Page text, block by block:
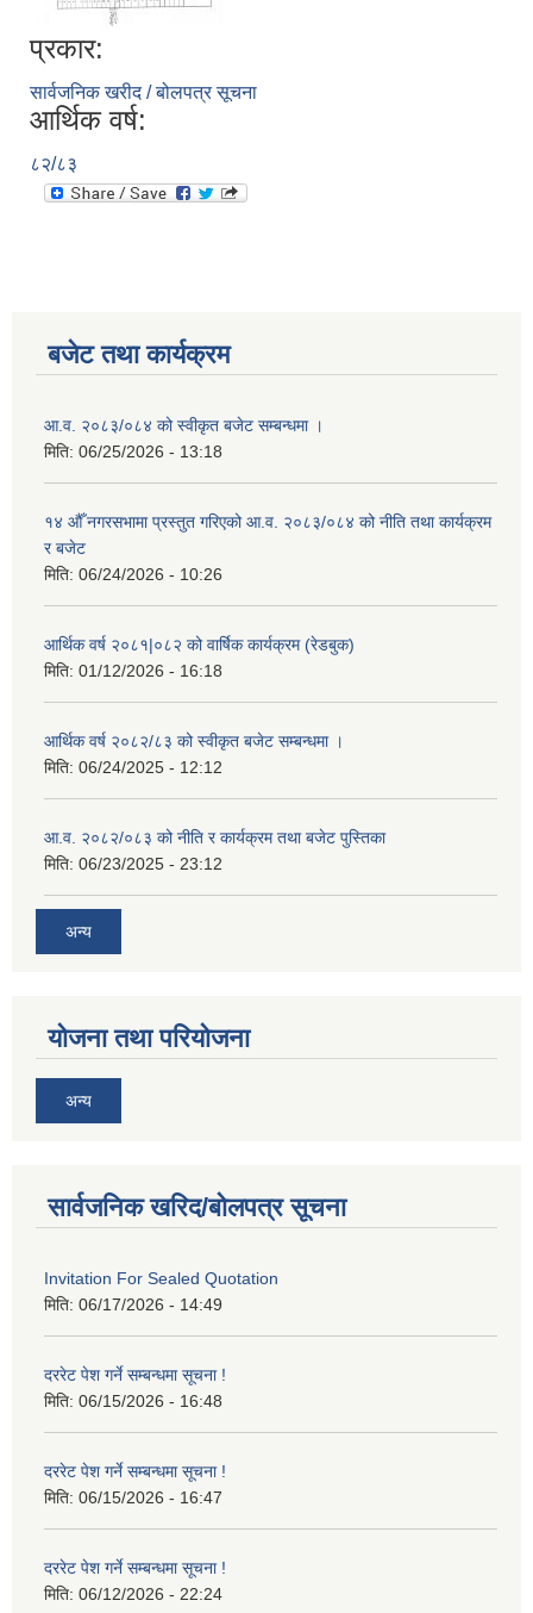
प्रकार:
सार्वजनिक खरीद / बोलपत्र सूचना
आर्थिक वर्ष:
८२/८३
बजेट तथा कार्यक्रम
आ.व. २०८३/०८४ को स्वीकृत बजेट सम्बन्धमा ।
मिति: 06/25/2026 - 13:18
१४ औँ नगरसभामा प्रस्तुत गरिएको आ.व. २०८३/०८४ को नीति तथा कार्यक्रम
र बजेट
मिति: 06/24/2026 - 10:26
आर्थिक वर्ष २०८१|०८२ को वार्षिक कार्यक्रम (रेडबुक)
मिति: 01/12/2026 - 16:18
आर्थिक वर्ष २०८२/८३ को स्वीकृत बजेट सम्बन्धमा ।
मिति: 06/24/2025 - 12:12
आ.व. २०८२/०८३ को नीति र कार्यक्रम तथा बजेट पुस्तिका
मिति: 06/23/2025 - 23:12
अन्य
योजना तथा परियोजना
अन्य
सार्वजनिक खरिद/बोलपत्र सूचना
Invitation For Sealed Quotation
मिति: 06/17/2026 - 14:49
दररेट पेश गर्ने सम्बन्धमा सूचना !
मिति: 06/15/2026 - 16:48
दररेट पेश गर्ने सम्बन्धमा सूचना !
मिति: 06/15/2026 - 16:47
दररेट पेश गर्ने सम्बन्धमा सूचना !
मिति: 06/12/2026 - 22:24